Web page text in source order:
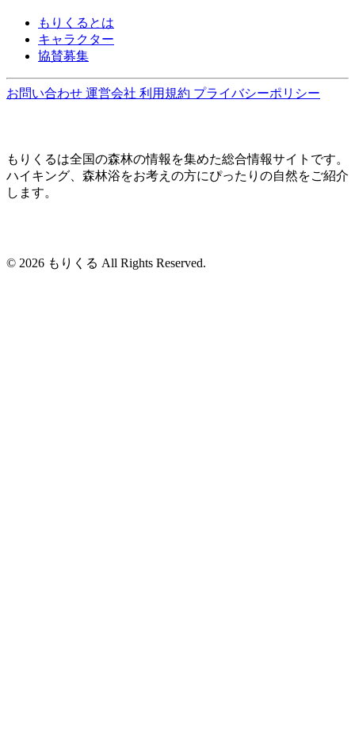
もりくるとは
キャラクター
協賛募集
お問い合わせ 運営会社 利用規約 プライバシーポリシー
もりくるは全国の森林の情報を集めた総合情報サイトです。
ハイキング、森林浴をお考えの方にぴったりの自然をご紹介
します。
© 2026 もりくる All Rights Reserved.